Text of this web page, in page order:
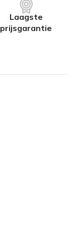
Laagste
prijsgarantie